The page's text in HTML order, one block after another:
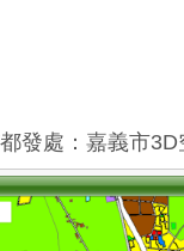
發處：嘉義市